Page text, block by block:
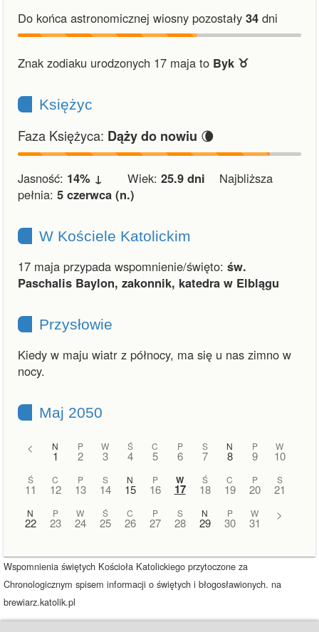
Do końca astronomicznej wiosny pozostały 34 dni
Znak zodiaku urodzonych 17 maja to Byk ♉︎
Księżyc
Faza Księżyca: Dąży do nowiu 🌘
Jasność: 14% ↓ Wiek: 25.9 dni Najbliższa
pełnia: 5 czerwca (n.)
W Kościele Katolickim
17 maja przypada wspomnienie/święto: św.
Paschalis Baylon, zakonnik, katedra w Elblągu
Przysłowie
Kiedy w maju wiatr z północy, ma się u nas zimno w
nocy.
Maj 2050
< N
1
P
2
W
3
Ś
4
C
5
P
6
S
7
N
8
P
9
W
10
Ś
11
C
12
P
13
S
14
N
15
P
16
W
17
Ś
18
C
19
P
20
S
21
N
22
P
23
W
24
Ś
25
C
26
P
27
S
28
N
29
P
30
W
31
>
Wspomnienia świętych Kościoła Katolickiego przytoczone za
Chronologicznym spisem informacji o świętych i błogosławionych. na
brewiarz.katolik.pl